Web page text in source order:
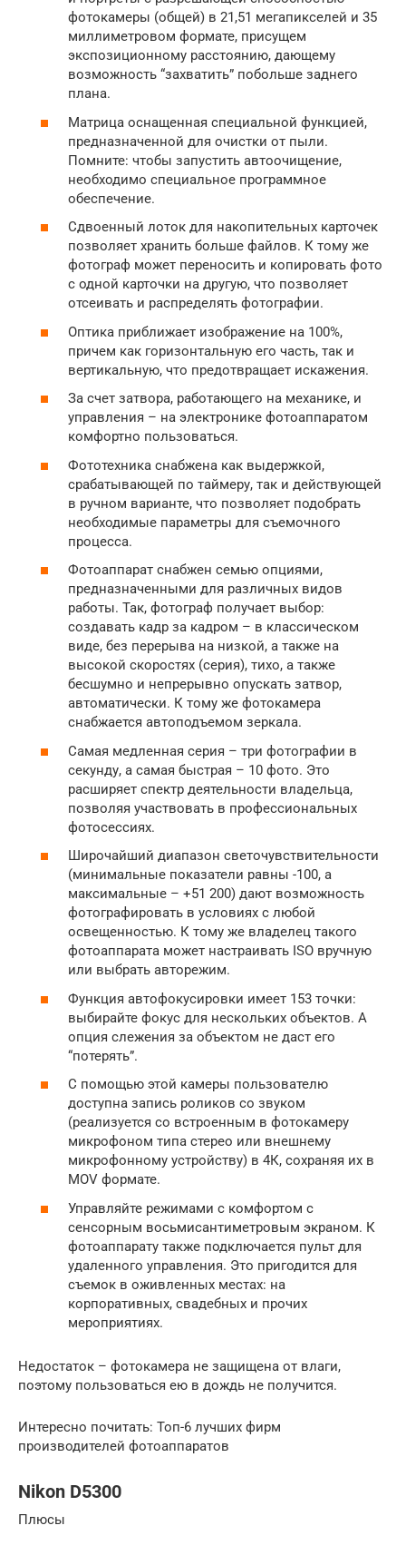
фотокамеры (общей) в 21,51 мегапикселей и 35
миллиметровом формате, присущем
экспозиционному расстоянию, дающему
возможность “захватить” побольше заднего
плана.
Матрица оснащенная специальной функцией,
предназначенной для очистки от пыли.
Помните: чтобы запустить автоочищение,
необходимо специальное программное
обеспечение.
Сдвоенный лоток для накопительных карточек
позволяет хранить больше файлов. К тому же
фотограф может переносить и копировать фото
с одной карточки на другую, что позволяет
отсеивать и распределять фотографии.
Оптика приближает изображение на 100%,
причем как горизонтальную его часть, так и
вертикальную, что предотвращает искажения.
За счет затвора, работающего на механике, и
управления – на электронике фотоаппаратом
комфортно пользоваться.
Фототехника снабжена как выдержкой,
срабатывающей по таймеру, так и действующей
в ручном варианте, что позволяет подобрать
необходимые параметры для съемочного
процесса.
Фотоаппарат снабжен семью опциями,
предназначенными для различных видов
работы. Так, фотограф получает выбор:
создавать кадр за кадром – в классическом
виде, без перерыва на низкой, а также на
высокой скоростях (серия), тихо, а также
бесшумно и непрерывно опускать затвор,
автоматически. К тому же фотокамера
снабжается автоподъемом зеркала.
Самая медленная серия – три фотографии в
секунду, а самая быстрая – 10 фото. Это
расширяет спектр деятельности владельца,
позволяя участвовать в профессиональных
фотосессиях.
Широчайший диапазон светочувствительности
(минимальные показатели равны -100, а
максимальные – +51 200) дают возможность
фотографировать в условиях с любой
освещенностью. К тому же владелец такого
фотоаппарата может настраивать ISO вручную
или выбрать авторежим.
Функция автофокусировки имеет 153 точки:
выбирайте фокус для нескольких объектов. А
опция слежения за объектом не даст его
“потерять”.
С помощью этой камеры пользователю
доступна запись роликов со звуком
(реализуется со встроенным в фотокамеру
микрофоном типа стерео или внешнему
микрофонному устройству) в 4К, сохраняя их в
MOV формате.
Управляйте режимами с комфортом с
сенсорным восьмисантиметровым экраном. К
фотоаппарату также подключается пульт для
удаленного управления. Это пригодится для
съемок в оживленных местах: на
корпоративных, свадебных и прочих
мероприятиях.
Недостаток – фотокамера не защищена от влаги,
поэтому пользоваться ею в дождь не получится.
Интересно почитать: Топ-6 лучших фирм
производителей фотоаппаратов
Nikon D5300
Плюсы